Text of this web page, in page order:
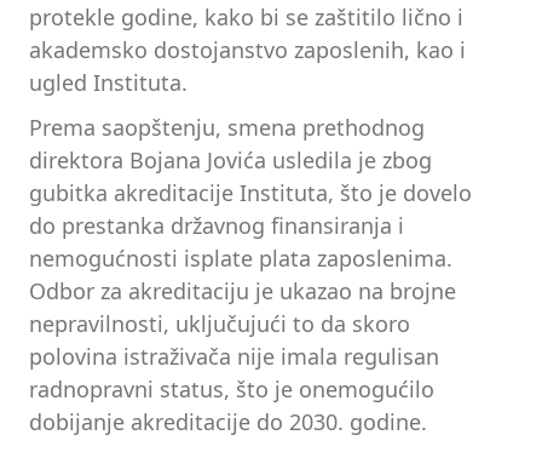
protekle godine, kako bi se zaštitilo lično i
akademsko dostojanstvo zaposlenih, kao i
ugled Instituta.
Prema saopštenju, smena prethodnog
direktora Bojana Jovića usledila je zbog
gubitka akreditacije Instituta, što je dovelo
do prestanka državnog finansiranja i
nemogućnosti isplate plata zaposlenima.
Odbor za akreditaciju je ukazao na brojne
nepravilnosti, uključujući to da skoro
polovina istraživača nije imala regulisan
radnopravni status, što je onemogućilo
dobijanje akreditacije do 2030. godine.